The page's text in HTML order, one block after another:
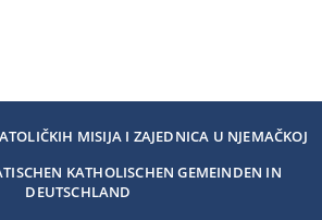
MISIJA I ZAJEDNICA U NJEMAČKOJ
KATHOLISCHEN GEMEINDEN IN
DEUTSCHLAND